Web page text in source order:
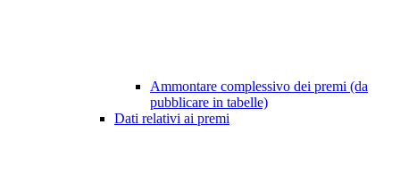
Ammontare complessivo dei premi (da
pubblicare in tabelle)
Dati relativi ai premi